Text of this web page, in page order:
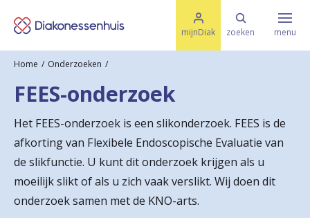
e
mijnDiak zoeken
M
e
menu
Ziektes & Aandoeningen
Uw bezoek
Home Onderzoeken
FEES-onderzoek
Het FEES-onderzoek is een slikonderzoek. FEES is de
afkorting van Flexibele Endoscopische Evaluatie van
de slikfunctie. U kunt dit onderzoek krijgen als u
moeilijk slikt of als u zich vaak verslikt. Wij doen dit
onderzoek samen met de KNO-arts.